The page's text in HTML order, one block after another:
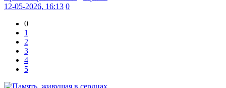
12-05-2026, 16:13 0
0
1
2
3
4
5